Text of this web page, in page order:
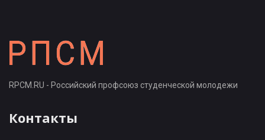
RPCM.RU - Российский профсоюз студенческой молодежи
Контакты